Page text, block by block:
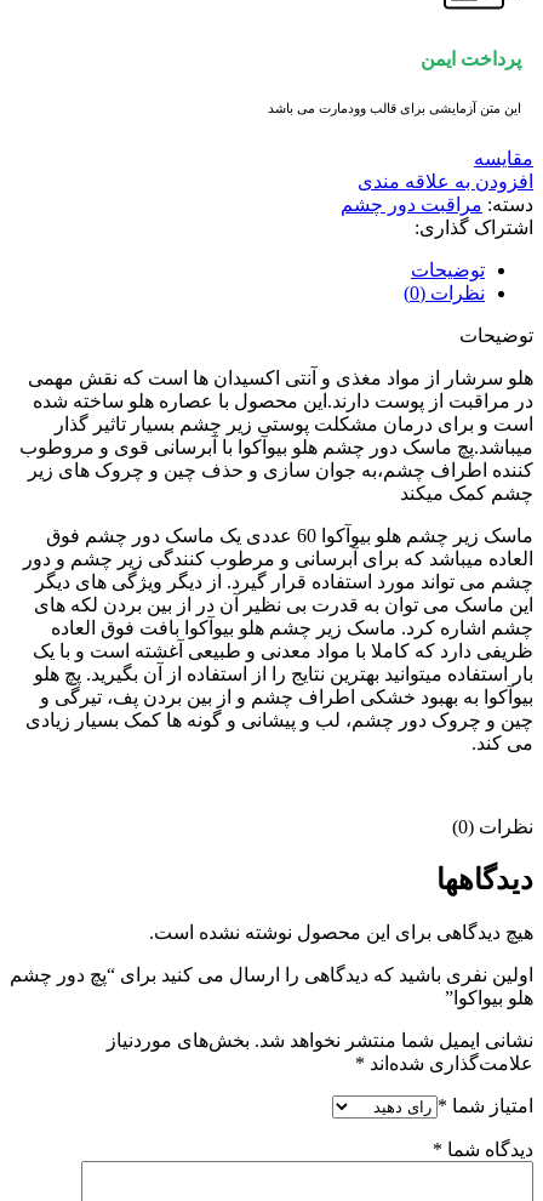
پرداخت ایمن
این متن آزمایشی برای قالب وودمارت می باشد
مقايسه
افزودن به علاقه مندی
دسته: مراقبت دور چشم
اشتراک گذاری:
توضیحات
نظرات (0)
توضیحات
هلو سرشار از مواد مغذی و آنتی اکسیدان ها است که نقش مهمی
در مراقبت از پوست دارند.این محصول با عصاره هلو ساخته شده
است و برای درمان مشکلت پوستی زیر چشم بسیار تاثیر گذار
میباشد.پچ ماسک دور چشم هلو بیوآکوا با آبرسانی قوی و مروطوب
کننده اطراف چشم،به جوان سازی و حذف چین و چروک های زیر
چشم کمک میکند
ماسک زیر چشم هلو بیوآکوا 60 عددی یک ماسک دور چشم فوق
العاده میباشد که برای آبرسانی و مرطوب کنندگی زیر چشم و دور
چشم می تواند مورد استفاده قرار گیرد. از دیگر ویژگی های دیگر
این ماسک می توان به قدرت بی نظیر آن در از بین بردن لکه های
چشم اشاره کرد. ماسک زیر چشم هلو بیوآکوا بافت فوق العاده
ظریفی دارد که کاملا با مواد معدنی و طبیعی آغشته است و با یک
بار استفاده میتوانید بهترین نتایج را از استفاده از آن بگیرید. پچ هلو
بیوآکوا به بهبود خشکی اطراف چشم و از بین بردن پف، تیرگی و
چین و چروک دور چشم، لب و پیشانی و گونه ها کمک بسیار زیادی
می کند.
نظرات (0)
دیدگاهها
هیچ دیدگاهی برای این محصول نوشته نشده است.
اولین نفری باشید که دیدگاهی را ارسال می کنید برای “پچ دور چشم
هلو بیواکوا”
نشانی ایمیل شما منتشر نخواهد شد. بخش‌های موردنیاز
علامت‌گذاری شده‌اند *
امتیاز شما *
دیدگاه شما *